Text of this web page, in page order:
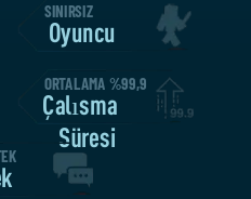
SINIRSIZ
Oyuncu
ORTALAMA %99,9
Çalışma
Süresi